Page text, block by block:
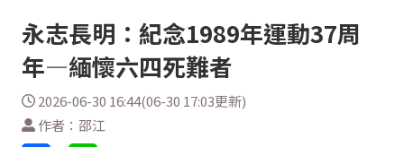
永志長明：紀念1989年運動37周
年—緬懷六四死難者
2026-06-30 16:44(06-30 17:03更新)
作者：邵江